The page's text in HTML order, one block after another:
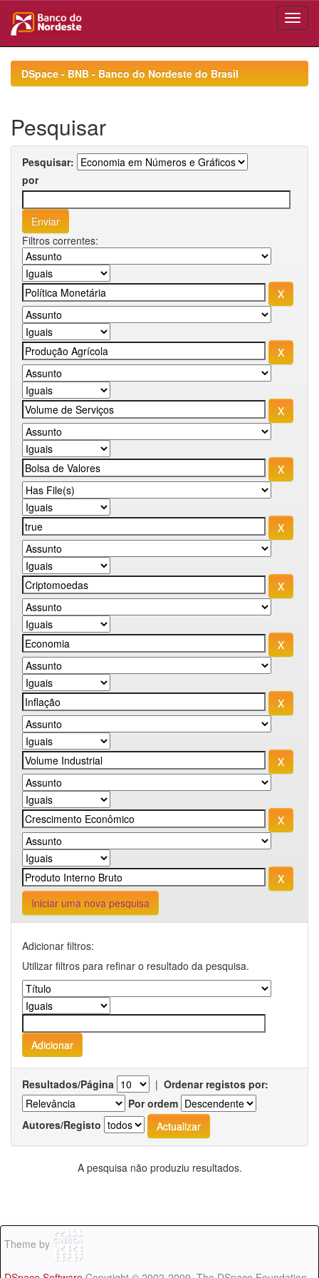
navigationDSpace - BNB - Banco do Nordeste do Brasil
Pesquisar
Pesquisar:
por
Filtros correntes:
Iniciar uma nova pesquisa
Adicionar filtros:
Utilizar filtros para refinar o resultado da pesquisa.
Resultados/Página | Ordenar registos por:
Por ordem
Autores/Registo
A pesquisa não produziu resultados.
Theme by